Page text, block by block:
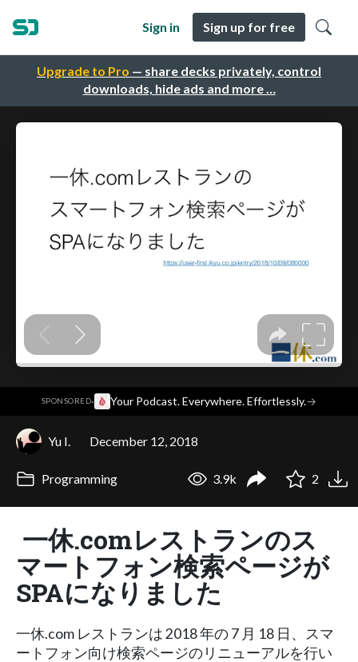
Upgrade to Pro — share decks privately, control
downloads, hide ads and more …
Sign in Sign up for free
SPONSORED· Your Podcast. Everywhere. Effortlessly.→
Yu I. December 12, 2018
Programming 3.9k 2
一休.comレストランのス
マートフォン検索ページが
SPAになりました
一休.com レストランは 2018 年の 7 月 18 日、スマ
ートフォン向け検索ページのリニューアルを行い